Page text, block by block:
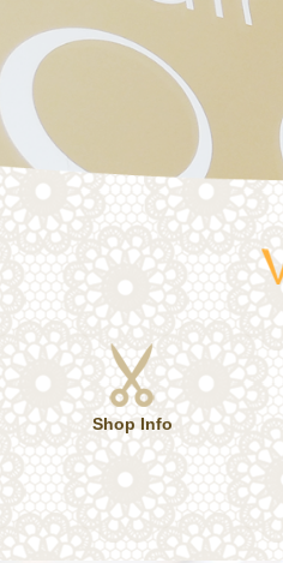
Shop Info